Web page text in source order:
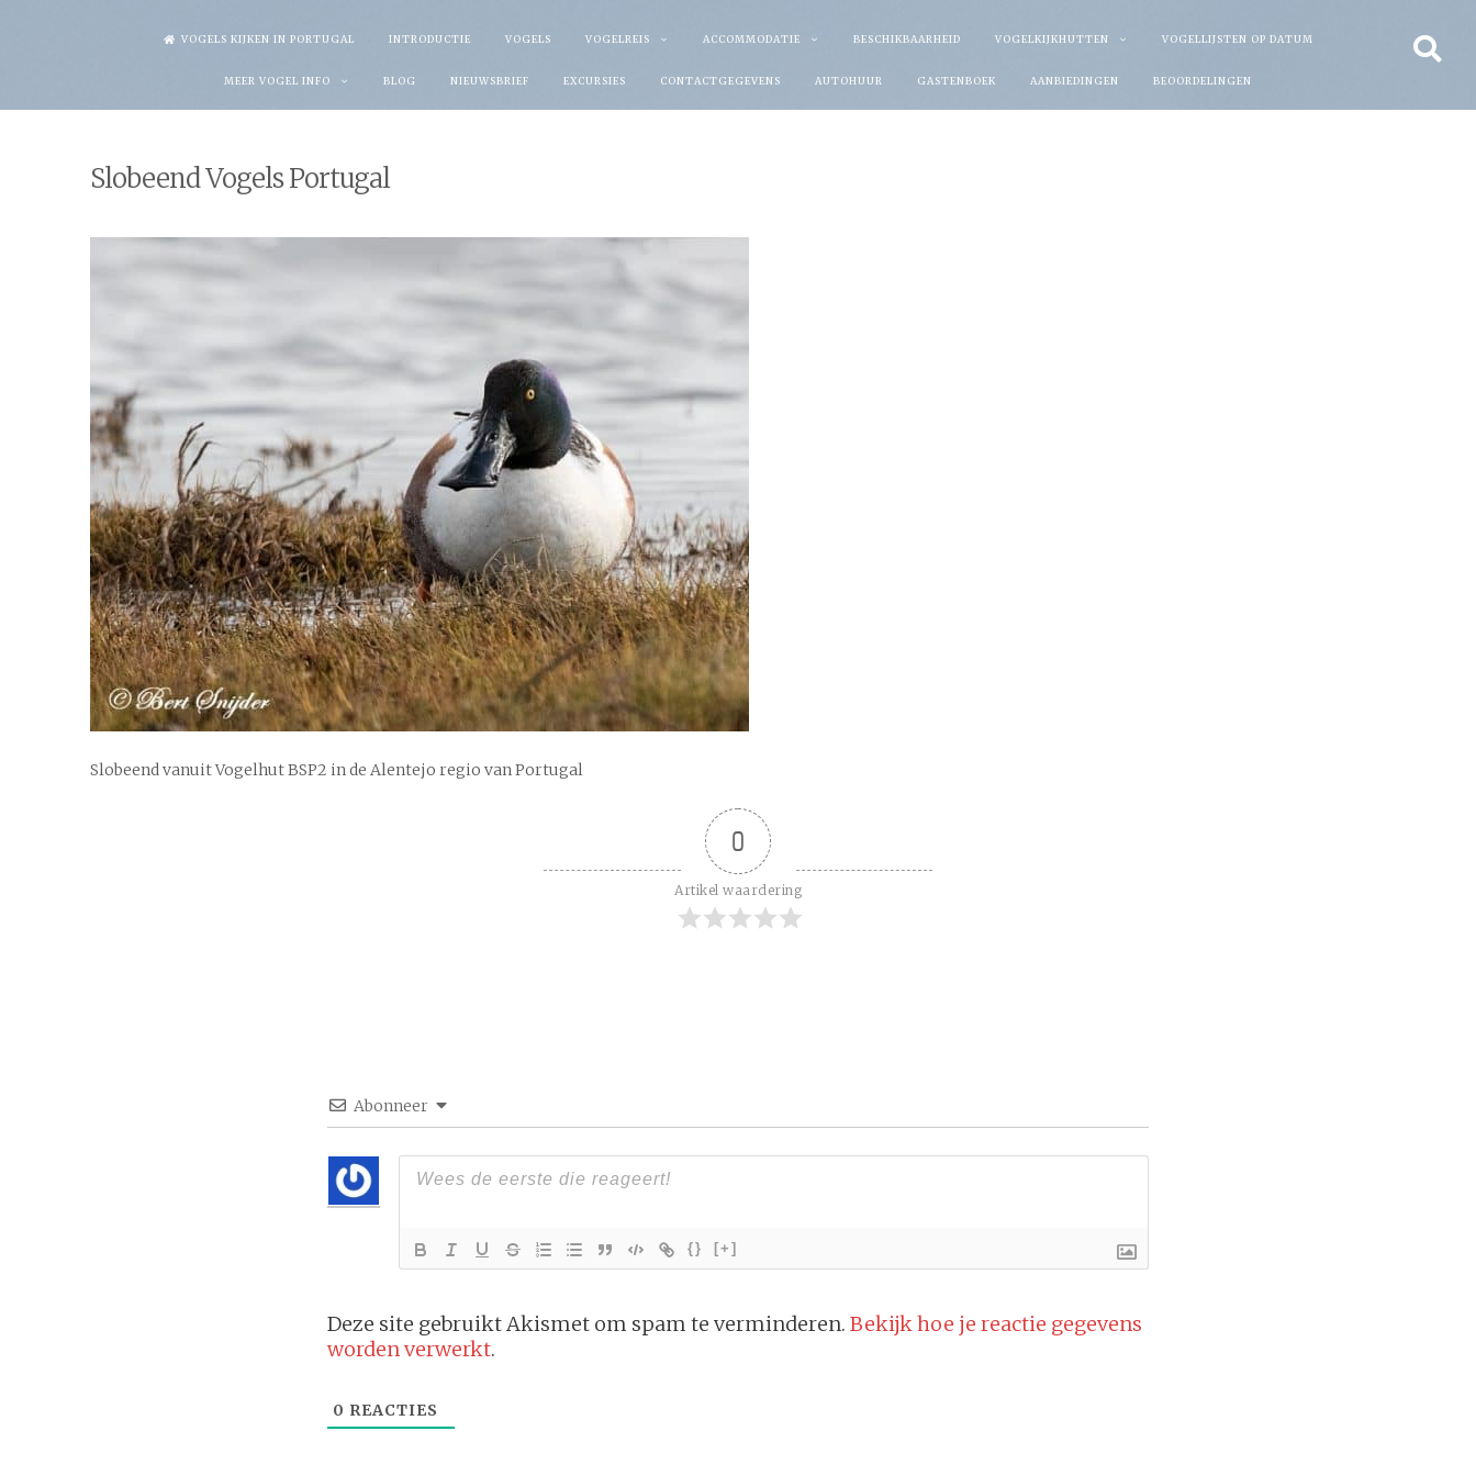
VOGELS KIJKEN IN PORTUGAL INTRODUCTIE VOGELS VOGELREIS ACCOMMODATIE BESCHIKBAARHEID VOGELKIJKHUTTEN VOGELLIJSTEN OP DATUM
MEER VOGEL INFO BLOG NIEUWSBRIEF EXCURSIES CONTACTGEGEVENS AUTOHUUR GASTENBOEK AANBIEDINGEN BEOORDELINGEN
Slobeend Vogels Portugal
Slobeend vanuit Vogelhut BSP2 in de Alentejo regio van Portugal
0
Artikel waardering
Abonneer
{} [+]
Deze site gebruikt Akismet om spam te verminderen. Bekijk hoe je reactie gegevens
worden verwerkt.
0 REACTIES